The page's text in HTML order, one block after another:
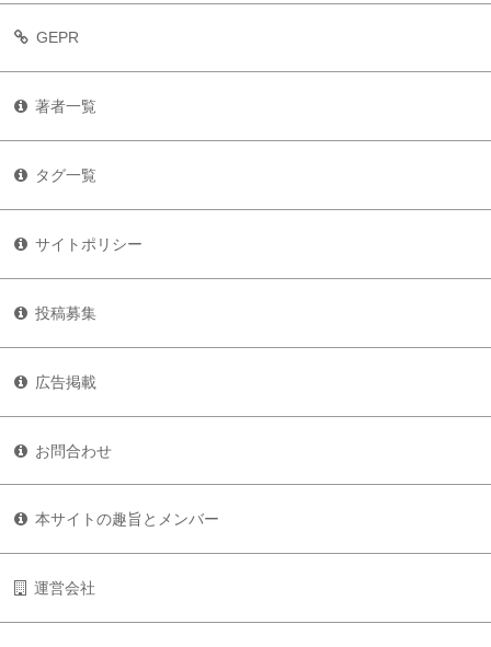
GEPR
著者一覧
タグ一覧
サイトポリシー
投稿募集
広告掲載
お問合わせ
本サイトの趣旨とメンバー
運営会社